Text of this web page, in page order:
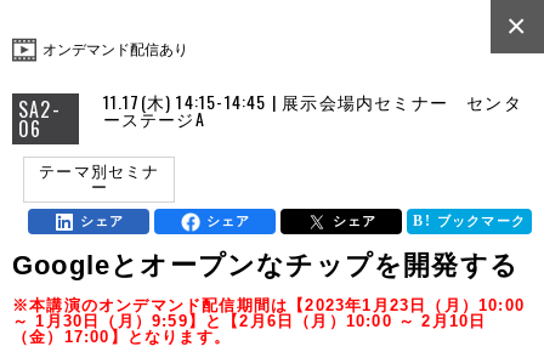
オンデマンド配信あり
SA2-
06
11.17(木) 14:15-14:45 | 展示会場内セミナー センタ
ーステージA
×
テーマ別セミナ
ー
シェア シェア シェア ブックマーク
Googleとオープンなチップを開発する
※本講演のオンデマンド配信期間は【2023年1月23日（月）10:00
～ 1月30日（月）9:59】と【2月6日（月）10:00 ～ 2月10日
（金）17:00】となります。